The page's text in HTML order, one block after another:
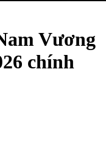
Vương
chính